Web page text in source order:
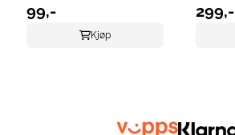
99,-
Kjøp
299,-